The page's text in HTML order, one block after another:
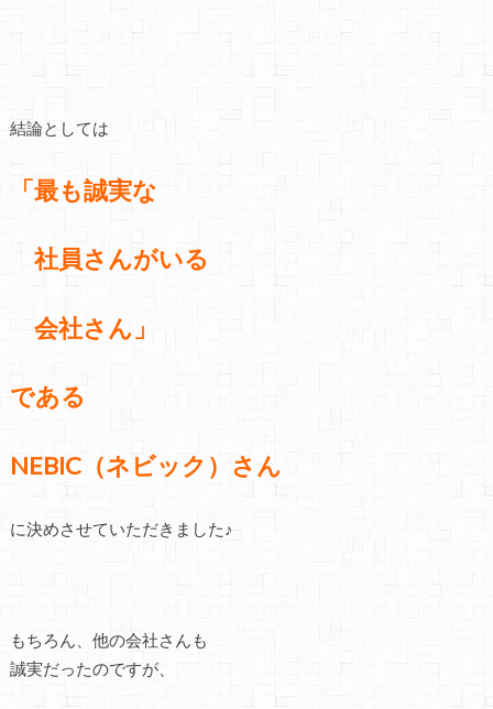
結論としては
「最も誠実な
社員さんがいる
会社さん」
である
NEBIC（ネビック）さん
に決めさせていただきました♪
もちろん、他の会社さんも
誠実だったのですが、